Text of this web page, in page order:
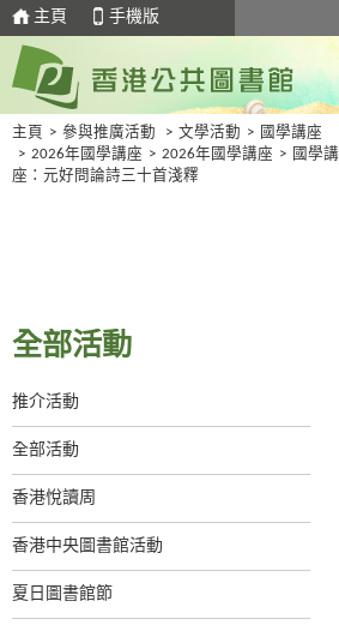
主頁 手機版
主頁 > 參與推廣活動 > 文學活動 > 國學講座
> 2026年國學講座 > 2026年國學講座 > 國學講
座：元好問論詩三十首淺釋
全部活動
推介活動
全部活動
香港悅讀周
香港中央圖書館活動
夏日圖書館節